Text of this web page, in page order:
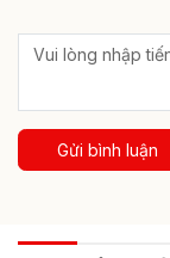
Gửi bình luận